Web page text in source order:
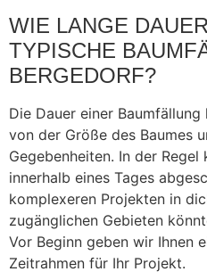
WIE LANGE
TYPISCHE
BERGEDORF?
Die Dauer einer
von der Größe des Baumes
Gegebenheiten. In der
innerhalb eines Tages
komplexeren Projekten in
zugänglichen Gebieten
Vor Beginn geben wir Ihnen
Zeitrahmen für Ihr Projekt.